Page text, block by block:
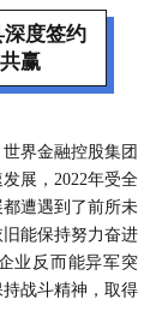
度签约
赢
界金融控股集团
展，2022年受全
遭遇到了前所未
能保持努力奋进
业反而能异军突
战斗精神，取得